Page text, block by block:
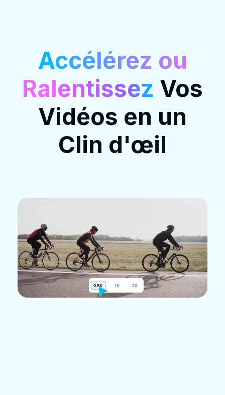
Accélérez ou
Ralentissez Vos
Vidéos en un
Clin d'œil